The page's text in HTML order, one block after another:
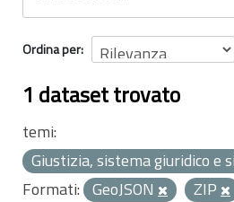
Ordina per
1 dataset trovato
temi:
Giustizia, sistema giuridico e
Formati: GeoJSON ZIP